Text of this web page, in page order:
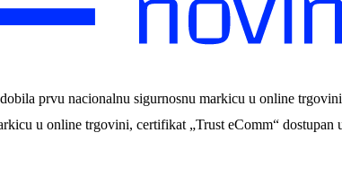
prvu nacionalnu sigurnosnu markicu u online
u online trgovini, certifikat „Trust eComm“ dostupan